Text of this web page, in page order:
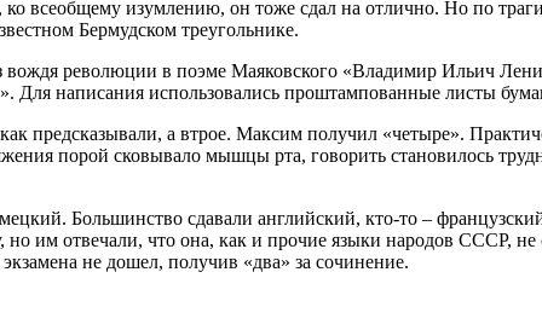
всеобщему изумлению, он тоже сдал на отлично. Но по
Бермудском треугольнике.
революции в поэме Маяковского «Владимир Ильич
написания использовались проштампованные листы
предсказывали, а втрое. Максим получил «четыре».
порой сковывало мышцы рта, говорить становилось
Большинство сдавали английский, кто-то –
но им отвечали, что она, как и прочие языки народов СССР,
не дошел, получив «два» за сочинение.